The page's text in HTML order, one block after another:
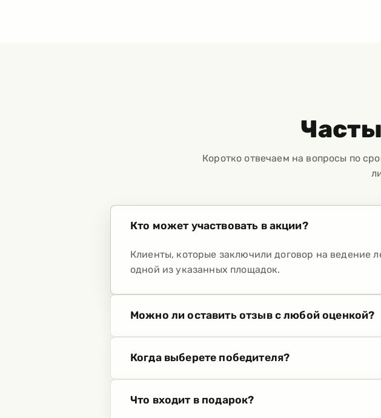
Коротко отвечаем на вопросы по
Кто может участвовать в акции?
Клиенты, которые заключили договор на ведение
одной из указанных площадок.
Можно ли оставить отзыв с любой оценкой?
Когда выберете победителя?
Что входит в подарок?